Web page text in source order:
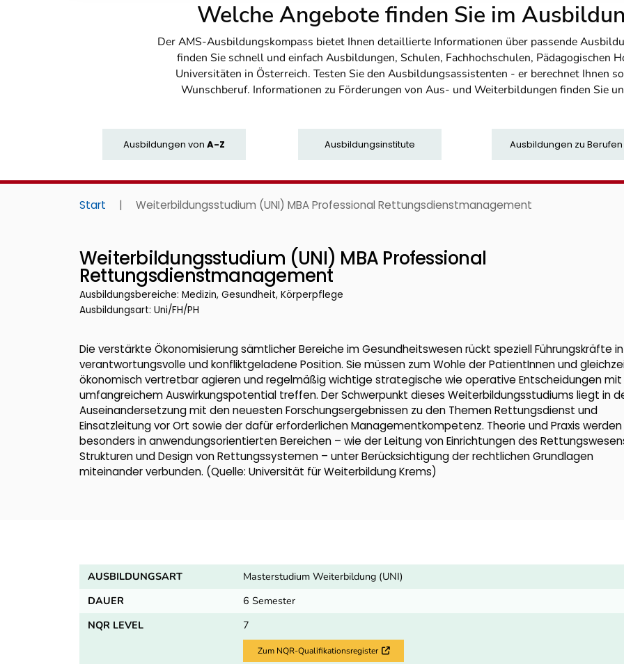
Welche Angebote finden Sie im
Der AMS-Ausbildungskompass bietet Ihnen detaillierte Informationen über passende
finden Sie schnell und einfach Ausbildungen, Schulen, Fachhochschulen, Pädagogischen
Universitäten in Österreich. Testen Sie den Ausbildungsassistenten - er berechnet Ihnen
Wunschberuf. Informationen zu Förderungen von Aus- und Weiterbildungen finden Sie
Ausbildungen von A-Z Ausbildungsinstitute Ausbildungen zu Berufen
Start | Weiterbildungsstudium (UNI) MBA Professional Rettungsdienstmanagement
Weiterbildungsstudium (UNI) MBA Professional
Rettungsdienstmanagement
Ausbildungsbereiche: Medizin, Gesundheit, Körperpflege
Ausbildungsart: Uni/FH/PH
Die verstärkte Ökonomisierung sämtlicher Bereiche im Gesundheitswesen rückt speziell Führungskräfte
verantwortungsvolle und konfliktgeladene Position. Sie müssen zum Wohle der PatientInnen und
ökonomisch vertretbar agieren und regelmäßig wichtige strategische wie operative Entscheidungen mit
umfangreichem Auswirkungspotential treffen. Der Schwerpunkt dieses Weiterbildungsstudiums liegt in
Auseinandersetzung mit den neuesten Forschungsergebnissen zu den Themen Rettungsdienst und
Einsatzleitung vor Ort sowie der dafür erforderlichen Managementkompetenz. Theorie und Praxis werden
besonders in anwendungsorientierten Bereichen – wie der Leitung von Einrichtungen des
Strukturen und Design von Rettungssystemen – unter Berücksichtigung der rechtlichen Grundlagen
miteinander verbunden. (Quelle: Universität für Weiterbildung Krems)
AUSBILDUNGSART
Masterstudium Weiterbildung (UNI)
DAUER
6 Semester
NQR LEVEL
7
Zum NQR-Qualifikationsregister Externer Link